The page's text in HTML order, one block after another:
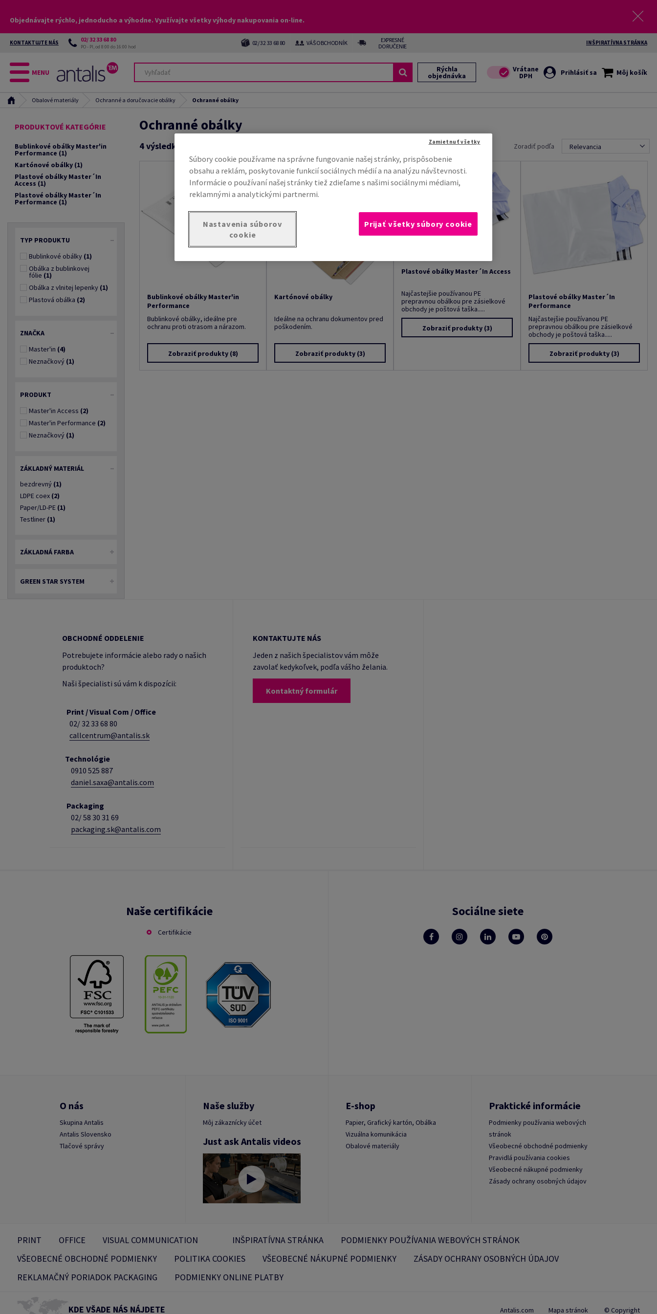
Objednávajte rýchlo, jednoducho a výhodne. Využívajte všetky výhody nakupovania on-line.
KONTAKTUJTE NÁS 02/ 32 33 68 80
PO - PI, od 8:00 do 16:00 hod 02/ 32 33 68 80 VÁŠ OBCHODNÍK
EXPRESNÉ
DORUČENIE
INŠPIRATÍVNA STRÁNKA
MENU Rýchla
objednávka Prihlásiť sa Môj košík
Obalové materiály Ochranné a doručovacie obálky Ochranné obálky
PRODUKTOVÉ KATEGÓRIE
Bublinkové obálky Master'in
Performance (1)
Kartónové obálky (1)
Plastové obálky Master´In
Access (1)
Plastové obálky Master´In
Performance (1)
TYP PRODUKTU
Bublinkové obálky (1)
Obálka z bublinkovej
fólie (1)
Obálka z vlnitej lepenky (1)
Plastová obálka (2)
ZNAČKA
Master'in (4)
Neznačkový (1)
PRODUKT
Master'in Access (2)
Master'in Performance (2)
Neznačkový (1)
ZÁKLADNÝ MATERIÁL
bezdrevný (1)
LDPE coex (2)
Paper/LD-PE (1)
Testliner (1)
ZÁKLADNÁ FARBA
GREEN STAR SYSTEM
Ochranné obálky
4výsledkov Zoradiť podľa Relevancia
Bublinkové obálky Master'in
Performance
Bublinkové obálky, ideálne pre
ochranu proti otrasom a nárazom.
Zobraziť produkty(8)
Kartónové obálky
Ideálne na ochranu dokumentov pred
poškodením.
Zobraziť produkty(3)
Plastové obálky Master´In Access
Najčastejšie používanou PE
prepravnou obálkou pre zásielkové
obchody je poštová taška.....
Zobraziť produkty(3)
Plastové obálky Master´In
Performance
Najčastejšie používanou PE
prepravnou obálkou pre zásielkové
obchody je poštová taška.....
Zobraziť produkty(3)
OBCHODNÉ ODDELENIE
Potrebujete informácie alebo rady o našich
produktoch?
Naši špecialisti sú vám k dispozícii:
Print / Visual Com / Office
02/ 32 33 68 80
callcentrum@antalis.sk
Technológie
0910 525 887
daniel.saxa@antalis.com
Packaging
02/58 30 31 69
packaging.sk@antalis.com
KONTAKTUJTE NÁS
Jeden z našich špecialistov vám môže
zavolať kedykoľvek, podľa vášho želania.
Kontaktný formulár
Naše certifikácie
Certifikácie
Sociálne siete
O nás
Skupina Antalis
Antalis Slovensko
Tlačové správy
Naše služby
Môj zákaznícky účet
Just ask Antalis videos
E-shop
Papier, Grafický kartón, Obálka
Vizuálna komunikácia
Obalové materiály
Praktické informácie
Podmienky používania webových
stránok
Všeobecné obchodné podmienky
Pravidlá používania cookies
Všeobecné nákupné podmienky
Zásady ochrany osobných údajov
PRINT OFFICE VISUAL COMMUNICATION INŠPIRATÍVNA STRÁNKA
PODMIENKY POUŽÍVANIA WEBOVÝCH STRÁNOK
VŠEOBECNÉ OBCHODNÉ PODMIENKY
POLITIKA COOKIES VŠEOBECNÉ NÁKUPNÉ PODMIENKY
ZÁSADY OCHRANY OSOBNÝCH ÚDAJOV
REKLAMAČNÝ PORIADOK PACKAGING
PODMIENKY ONLINE PLATBY
KDE VŠADE NÁS NÁJDETE Antalis.com Mapa stránok © Copyright
Súbory cookie používame na správne fungovanie našej stránky, prispôsobenie
obsahu a reklám, poskytovanie funkcií sociálnych médií a na analýzu návštevnosti.
Informácie o používaní našej stránky tiež zdieľame s našimi sociálnymi médiami,
reklamnými a analytickými partnermi.
Nastavenia súborov
cookie
Zamietnuť všetky
Prijať všetky súbory cookie